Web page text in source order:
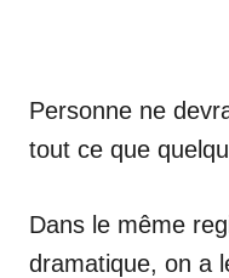
Personne ne
tout ce que
Dans le même
dramatique, on a